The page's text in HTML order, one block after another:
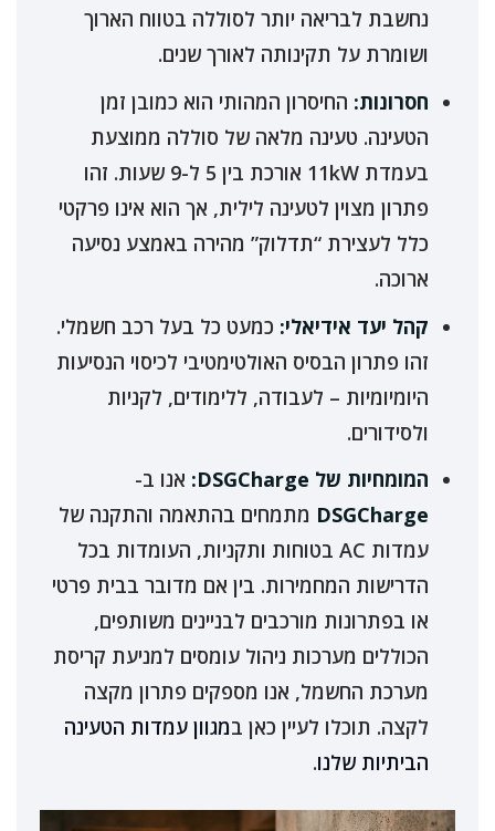
נחשבת לבריאה יותר לסוללה בטווח הארוך
ושומרת על תקינותה לאורך שנים.
חסרונות: החיסרון המהותי הוא כמובן זמן
הטעינה. טעינה מלאה של סוללה ממוצעת
בעמדת 11kW אורכת בין 5 ל-9 שעות. זהו
פתרון מצוין לטעינה לילית, אך הוא אינו פרקטי
כלל לעצירת “תדלוק” מהירה באמצע נסיעה
ארוכה.
קהל יעד אידיאלי: כמעט כל בעל רכב חשמלי.
זהו פתרון הבסיס האולטימטיבי לכיסוי הנסיעות
היומיומיות – לעבודה, ללימודים, לקניות
ולסידורים.
המומחיות של DSGCharge:
אנו ב-
DSGCharge מתמחים בהתאמה והתקנה של
עמדות AC בטוחות ותקניות, העומדות בכל
הדרישות המחמירות. בין אם מדובר בבית פרטי
או בפתרונות מורכבים לבניינים משותפים,
הכוללים מערכות ניהול עומסים למניעת קריסת
מערכת החשמל, אנו מספקים פתרון מקצה
לקצה. תוכלו לעיין כאן במגוון עמדות הטעינה
הביתיות שלנו.